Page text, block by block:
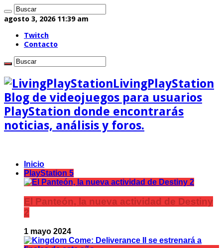
agosto 3, 2026 11:39 am
Twitch
Contacto
LivingPlayStation
Blog de videojuegos para usuarios
PlayStation donde encontrarás
noticias, análisis y foros.
Inicio
PlayStation 5
El Panteón, la nueva actividad de Destiny
2
1 mayo 2024